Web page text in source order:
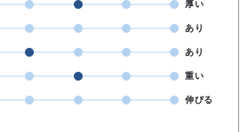
厚い
あり
あり
重い
伸びる